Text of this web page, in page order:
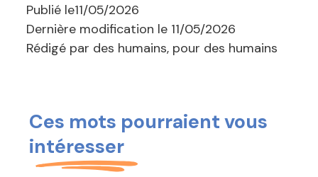
Publié le11/05/2026
Dernière modification le 11/05/2026
Rédigé par des humains, pour des humains
Ces mots pourraient vous
intéresser